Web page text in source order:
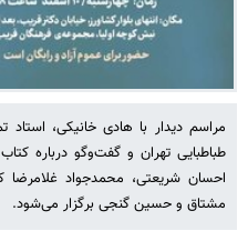
مراسم دیدار با هادی خانیکی، استاد
طباطبایی تهران و گفت‌وگو درباره‌
احسان شریعتی، محمدجواد غلامرضا
مشتاق و حسین گنجی برگزار می‌شود.